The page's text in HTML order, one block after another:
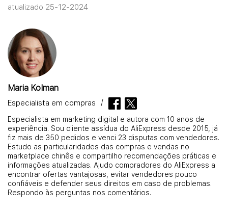
atualizado 25-12-2024
Maria Kolman
Especialista em compras
Especialista em marketing digital e autora com 10 anos de
experiência. Sou cliente assídua do AliExpress desde 2015, já
fiz mais de 350 pedidos e venci 23 disputas com vendedores.
Estudo as particularidades das compras e vendas no
marketplace chinês e compartilho recomendações práticas e
informações atualizadas. Ajudo compradores do AliExpress a
encontrar ofertas vantajosas, evitar vendedores pouco
confiáveis e defender seus direitos em caso de problemas.
Respondo às perguntas nos comentários.